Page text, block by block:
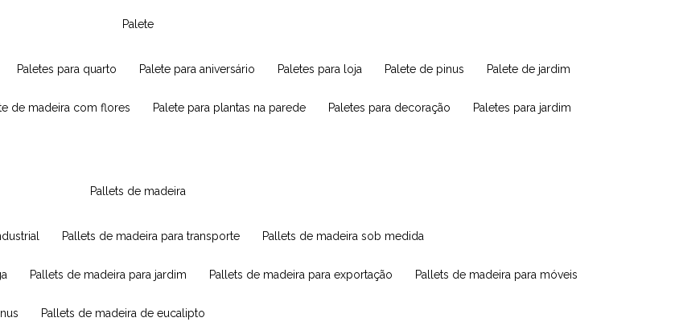
palete
paletes para quarto palete para aniversário paletes para loja palete de pinus palete de jardim
de madeira com flores palete para plantas na parede paletes para decoração paletes para jardim
pallets de madeira
pallets de madeira para transporte pallets de madeira sob medida
pallets de madeira para jardim pallets de madeira para exportação pallets de madeira para móveis
pallets de madeira de eucalipto